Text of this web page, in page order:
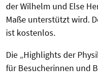
der Wilhelm und Else
Maße unterstützt wird.
ist kostenlos.
Die „Highlights der
für Besucherinnen und